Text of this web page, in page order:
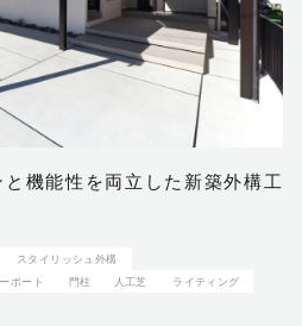
機能性を両立した新築外構工
スタイリッシュ外構
ポート 門柱 人工芝
ライティング